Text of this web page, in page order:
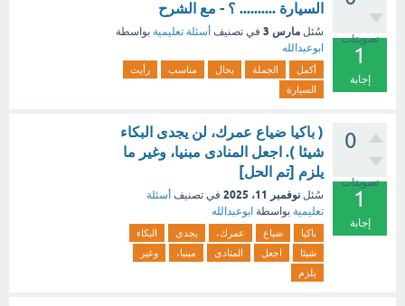
تصويتات
1
إجابة
السيارة .......... ؟ - مع الشرح
سُئل مارس 3 في تصنيف أسئلة تعليمية بواسطة
ابوعبدالله
أكمل الجملة بحال مناسب
رأيت
السيارة
0
تصويتات
1
إجابة
( باكيا ضياع عمرك، لن يجدى البكاء
شيئا ). اجعل المنادى مبنيا، وغير ما
يلزم [تم الحل]
سُئل نوفمبر 11، 2025 في تصنيف أسئلة
تعليمية بواسطة ابوعبدالله
باكيا ضياع عمرك، يجدى
البكاء
شيئا
اجعل المنادى مبنيا،
وغير
يلزم